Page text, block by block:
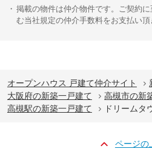
掲載の物件は仲介物件です。ご契約
む当社規定の仲介手数料をお支払い頂
オープンハウス 戸建て仲介サイト
大阪府の新築一戸建て
高槻市の新
高槻駅の新築一戸建て
ドリームタ
ページの